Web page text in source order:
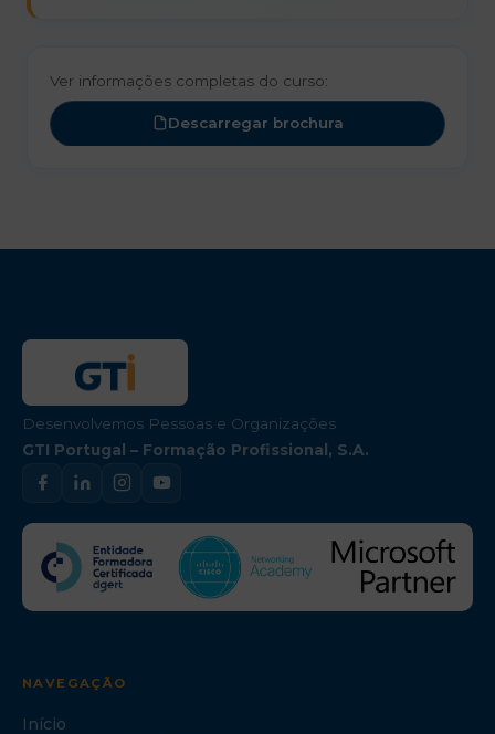
Ver informações completas do curso:
Descarregar brochura
Desenvolvemos Pessoas e Organizações
GTI Portugal – Formação Profissional, S.A.
NAVEGAÇÃO
Início